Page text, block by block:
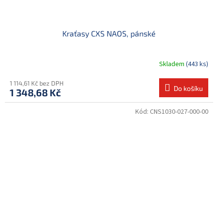
Kraťasy CXS NAOS, pánské
Skladem (443 ks)
1 114,61 Kč bez DPH
1 348,68 Kč Do košíku
Kód: CNS1030-027-000-00